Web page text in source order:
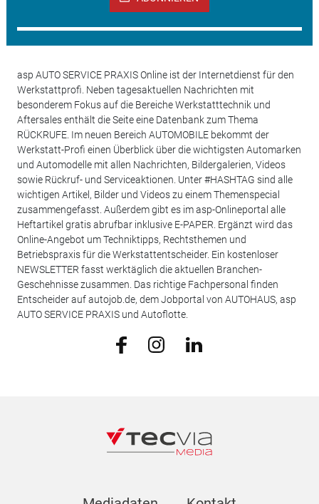
asp AUTO SERVICE PRAXIS Online ist der Internetdienst für den
Werkstattprofi. Neben tagesaktuellen Nachrichten mit
besonderem Fokus auf die Bereiche Werkstatttechnik und
Aftersales enthält die Seite eine Datenbank zum Thema
RÜCKRUFE. Im neuen Bereich AUTOMOBILE bekommt der
Werkstatt-Profi einen Überblick über die wichtigsten Automarken
und Automodelle mit allen Nachrichten, Bildergalerien, Videos
sowie Rückruf- und Serviceaktionen. Unter #HASHTAG sind alle
wichtigen Artikel, Bilder und Videos zu einem Themenspecial
zusammengefasst. Außerdem gibt es im asp-Onlineportal alle
Heftartikel gratis abrufbar inklusive E-PAPER. Ergänzt wird das
Online-Angebot um Techniktipps, Rechtsthemen und
Betriebspraxis für die Werkstattentscheider. Ein kostenloser
NEWSLETTER fasst werktäglich die aktuellen Branchen-
Geschehnisse zusammen. Das richtige Fachpersonal finden
Entscheider auf autojob.de, dem Jobportal von AUTOHAUS, asp
AUTO SERVICE PRAXIS und Autoflotte.